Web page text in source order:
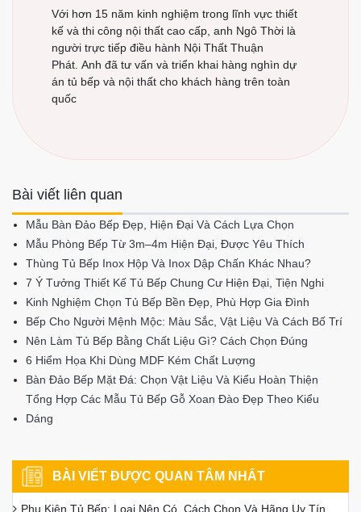
Với hơn 15 năm kinh nghiệm trong lĩnh vực thiết
kế và thi công nội thất cao cấp, anh Ngô Thời là
người trực tiếp điều hành Nội Thất Thuận
Phát. Anh đã tư vấn và triển khai hàng nghìn dự
án tủ bếp và nội thất cho khách hàng trên toàn
quốc
Bài viết liên quan
Mẫu Bàn Đảo Bếp Đẹp, Hiện Đại Và Cách Lựa Chọn
Mẫu Phòng Bếp Từ 3m–4m Hiện Đại, Được Yêu Thích
Thùng Tủ Bếp Inox Hộp Và Inox Dập Chấn Khác Nhau?
7 Ý Tưởng Thiết Kế Tủ Bếp Chung Cư Hiện Đại, Tiện Nghi
Kinh Nghiệm Chọn Tủ Bếp Bền Đẹp, Phù Hợp Gia Đình
Bếp Cho Người Mệnh Mộc: Màu Sắc, Vật Liệu Và Cách Bố Trí
Nên Làm Tủ Bếp Bằng Chất Liệu Gì? Cách Chọn Đúng
6 Hiểm Họa Khi Dùng MDF Kém Chất Lượng
Bàn Đảo Bếp Mặt Đá: Chọn Vật Liệu Và Kiểu Hoàn Thiện
Tổng Hợp Các Mẫu Tủ Bếp Gỗ Xoan Đào Đẹp Theo Kiểu
Dáng
BÀI VIẾT ĐƯỢC QUAN TÂM NHẤT
Phụ Kiện Tủ Bếp: Loại Nên Có, Cách Chọn Và Hãng Uy Tín